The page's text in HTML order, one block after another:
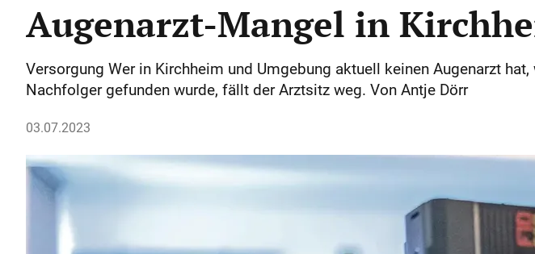
Augenarzt-Mangel in
Versorgung Wer in Kirchheim und Umgebung aktuell keinen Augenarzt
Nachfolger gefunden wurde, fällt der Arztsitz weg. Von Antje Dörr
03.07.2023